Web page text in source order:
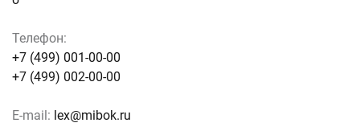
Телефон:
+7 (499) 001-00-00
+7 (499) 002-00-00
E-mail: lex@mibok.ru